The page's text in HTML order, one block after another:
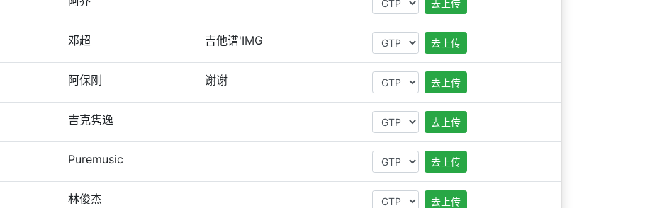
去上传
邓超 吉他谱'IMG 去上传
阿保刚 谢谢 去上传
吉克隽逸 去上传
Puremusic 去上传
林俊杰 去上传